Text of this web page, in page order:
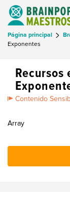
Página principal
Exponentes
Recursos
Contenido
Array